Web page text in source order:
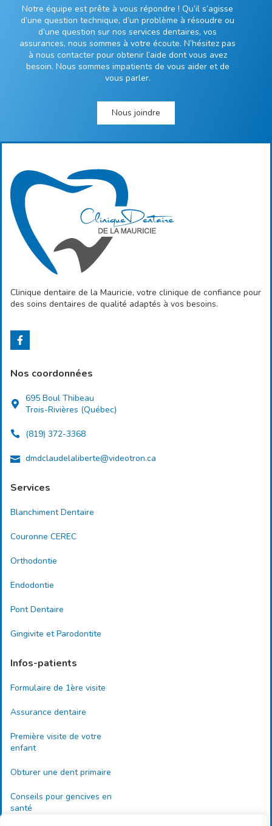
Notre équipe est prête à vous répondre ! Qu’il s’agisse
d’une question technique, d’un problème à résoudre ou
d’une question sur nos services dentaires, vos
assurances, nous sommes à votre écoute. N’hésitez pas
à nous contacter pour obtenir l’aide dont vous avez
besoin. Nous sommes impatients de vous aider et de
vous parler.
Nous joindre
Clinique dentaire de la Mauricie, votre clinique de confiance pour
des soins dentaires de qualité adaptés à vos besoins.
Nos coordonnées
695 Boul Thibeau
Trois-Rivières (Québec)
(819) 372-3368
dmdclaudelaliberte@videotron.ca
Services
Blanchiment Dentaire
Couronne CEREC
Orthodontie
Endodontie
Pont Dentaire
Gingivite et Parodontite
Infos-patients
Formulaire de 1ère visite
Assurance dentaire
Première visite de votre
enfant
Obturer une dent primaire
Conseils pour gencives en
santé